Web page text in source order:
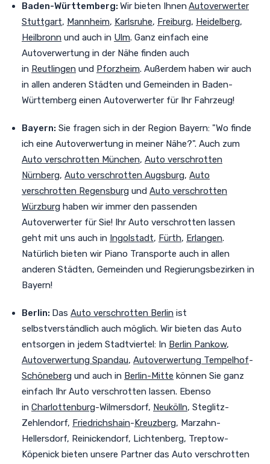
Baden-Württemberg: Wir bieten IhnenAutoverwerter
Stuttgart, Mannheim, Karlsruhe, Freiburg, Heidelberg,
Heilbronn und auch in Ulm. Ganz einfach eine
Autoverwertung in der Nähe finden auch
in Reutlingen und Pforzheim. Außerdem haben wir auch
in allen anderen Städten und Gemeinden in Baden-
Württemberg einen Autoverwerter für Ihr Fahrzeug!
Bayern: Sie fragen sich in der Region Bayern: "Wo finde
ich eine Autoverwertung in meiner Nähe?". Auch zum
Auto verschrotten München, Auto verschrotten
Nürnberg, Auto verschrotten Augsburg, Auto
verschrotten Regensburg und Auto verschrotten
Würzburg haben wir immer den passenden
Autoverwerter für Sie! Ihr Auto verschrotten lassen
geht mit uns auch in Ingolstadt, Fürth, Erlangen.
Natürlich bieten wir Piano Transporte auch in allen
anderen Städten, Gemeinden und Regierungsbezirken in
Bayern!
Berlin: Das Auto verschrotten Berlin ist
selbstverständlich auch möglich. Wir bieten das Auto
entsorgen in jedem Stadtviertel: In Berlin Pankow,
Autoverwertung Spandau, Autoverwertung Tempelhof-
Schöneberg und auch in Berlin-Mitte können Sie ganz
einfach Ihr Auto verschrotten lassen. Ebenso
in Charlottenburg-Wilmersdorf, Neukölln, Steglitz-
Zehlendorf, Friedrichshain-Kreuzberg, Marzahn-
Hellersdorf, Reinickendorf, Lichtenberg, Treptow-
Köpenick bieten unsere Partner das Auto verschrotten